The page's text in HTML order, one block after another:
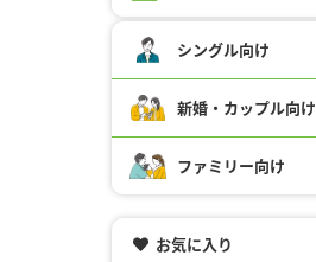
シングル向け
新婚・カップル向け
ファミリー向け
お気に入り